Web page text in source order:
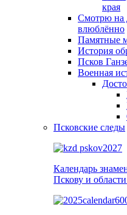
края
Смотрю на
влюблённо
Памятные
История
Псков
Военная
Псковские следы
Календарь
Пскову и